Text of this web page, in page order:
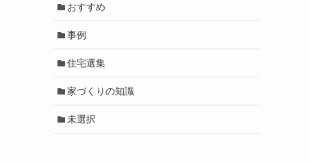
おすすめ
事例
住宅選集
家づくりの知識
未選択